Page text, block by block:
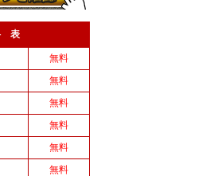
表
無料
無料
無料
無料
無料
無料